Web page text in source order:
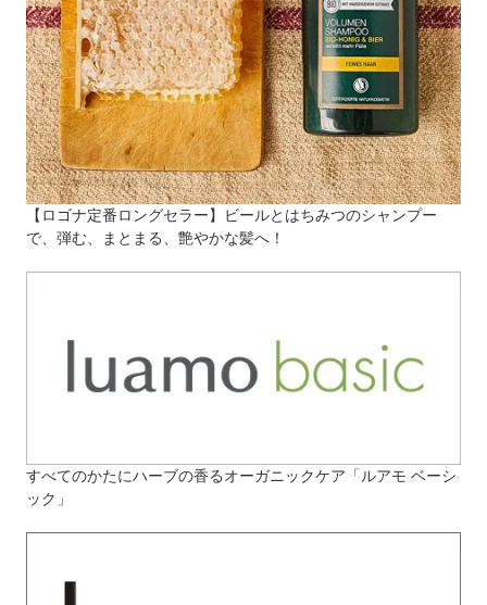
【ロゴナ定番ロングセラー】ビールとはちみつのシャンプー
で、弾む、まとまる、艶やかな髪へ！
すべてのかたにハーブの香るオーガニックケア「ルアモ ベーシ
ック」